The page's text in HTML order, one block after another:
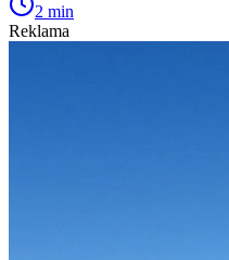
2 min
Reklama